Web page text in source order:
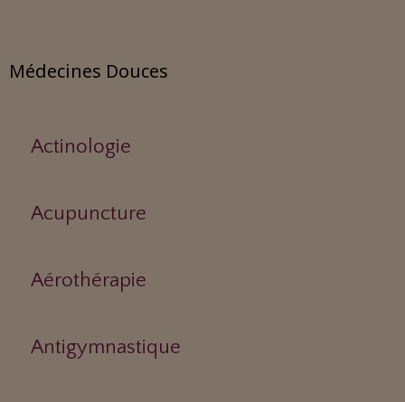
Médecines Douces
Actinologie
Acupuncture
Aérothérapie
Antigymnastique